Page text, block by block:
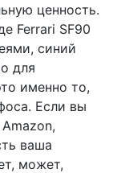
ценность.
Ferrari SF90
синий
для
именно то,
Если вы
ваша
может,